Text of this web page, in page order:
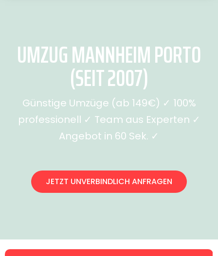
UMZUG MANNHEIM PORTO
(SEIT 2007)
Günstige Umzüge (ab 149€) ✓ 100%
professionell ✓ Team aus Experten ✓
Angebot in 60 Sek. ✓
JETZT UNVERBINDLICH ANFRAGEN